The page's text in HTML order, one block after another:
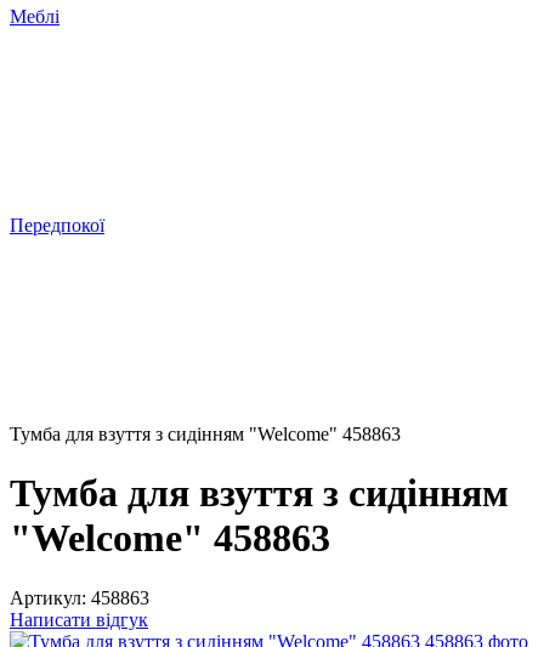
Меблі
Передпокої
Тумба для взуття з сидінням "Welcome" 458863
Тумба для взуття з сидінням
"Welcome" 458863
Артикул: 458863
Написати відгук